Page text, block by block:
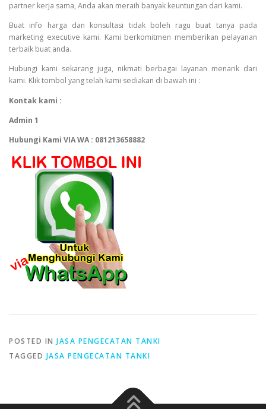
partner kerja sama, Anda akan meraih banyak keuntungan dari kami.
Buat info harga dan konsultasi tidak boleh ragu buat tanya pada
marketing executive kami. Kami berkomitmen memberikan pelayanan
terbaik buat anda.
Hubungi kami sekarang juga, nikmati berbagai layanan menarik dari
kami. Klik tombol yang telah kami sediakan di bawah ini :
Kontak kami :
Admin 1
Hubungi Kami VIA WA : 081213658882
POSTED IN JASA PENGECATAN TANKI
TAGGED JASA PENGECATAN TANKI